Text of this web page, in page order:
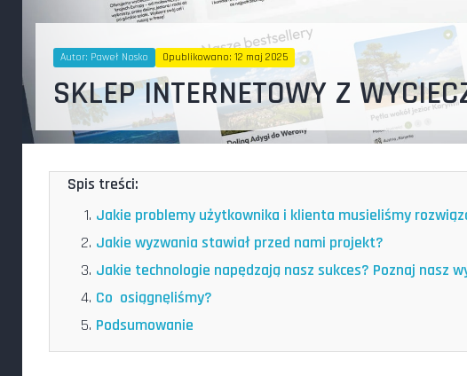
Autor: Paweł Nosko Opublikowano: 12 maj 2025
SKLEP INTERNETOWY Z
Spis treści:
Jakie problemy użytkownika i klienta musieliśmy
Jakie wyzwania stawiał przed nami projekt?
Jakie technologie napędzają nasz sukces? Poznaj nasz
Co osiągnęliśmy?
Podsumowanie